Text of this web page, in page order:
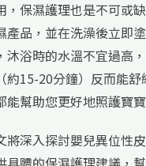
，保濕護理也是不可或
產品，並在洗澡後立即
沐浴時的水溫不宜過高
約15-20分鐘）反而能舒
能幫助您更好地照護寶
將深入探討嬰兒異位性